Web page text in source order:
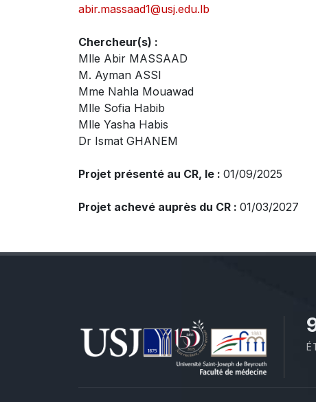
abir.massaad1@usj.edu.lb
Chercheur(s) :
Mlle Abir MASSAAD
M. Ayman ASSI
Mme Nahla Mouawad
Mlle Sofia Habib
Mlle Yasha Habis
Dr Ismat GHANEM
Projet présenté au CR, le : 01/09/2025
Projet achevé auprès du CR : 01/03/2027